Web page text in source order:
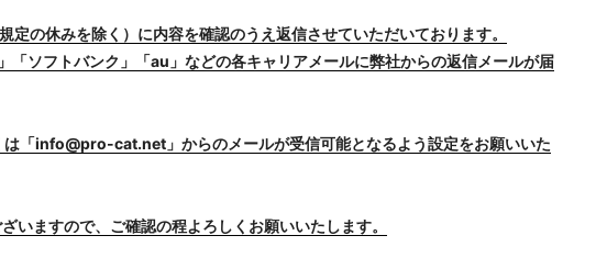
定の休みを除く）に内容を確認のうえ返信させていただいております。
ソフトバンク」「au」などの各キャリアメールに弊社からの返信メールが届
「info@pro-cat.net」からのメールが受信可能となるよう設定をお願いいた
いますので、ご確認の程よろしくお願いいたします。